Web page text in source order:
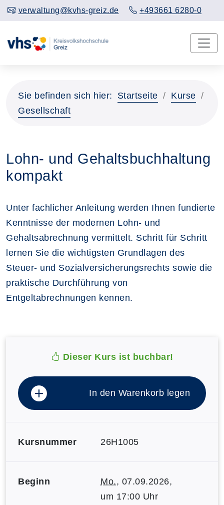
verwaltung@kvhs-greiz.de +493661 6280-0
Sie befinden sich hier: Startseite
Kurse
Gesellschaft
Lohn- und Gehaltsbuchhaltung
kompakt
Unter fachlicher Anleitung werden Ihnen fundierte
Kenntnisse der modernen Lohn- und
Gehaltsabrechnung vermittelt. Schritt für Schritt
lernen Sie die wichtigsten Grundlagen des
Steuer- und Sozialversicherungsrechts sowie die
praktische Durchführung von
Entgeltabrechnungen kennen.
Dieser Kurs ist buchbar!
In den Warenkorb legen
Kursnummer 26H1005
Beginn Mo., 07.09.2026,
um 17:00 Uhr